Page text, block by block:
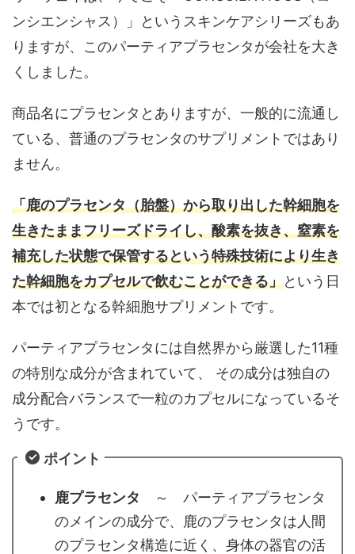
ンシエンシャス）」というスキンケアシリーズもあ
りますが、このパーティアプラセンタが会社を大き
くしました。
商品名にプラセンタとありますが、一般的に流通し
ている、普通のプラセンタのサプリメントではあり
ません。
「鹿のプラセンタ（胎盤）から取り出した幹細胞を
生きたままフリーズドライし、酸素を抜き、窒素を
補充した状態で保管するという特殊技術により生き
た幹細胞をカプセルで飲むことができる」という日
本では初となる幹細胞サプリメントです。
パーティアプラセンタには自然界から厳選した11種
の特別な成分が含まれていて、 その成分は独自の
成分配合バランスで一粒のカプセルになっているそ
うです。
ポイント
鹿プラセンタ ～ パーティアプラセンタ
のメインの成分で、鹿のプラセンタは人間
のプラセンタ構造に近く、身体の器官の活